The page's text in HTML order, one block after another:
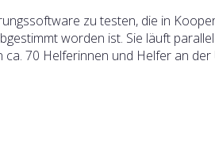
zu testen, die in
worden ist. Sie läuft
70 Helferinnen und Helfer an der